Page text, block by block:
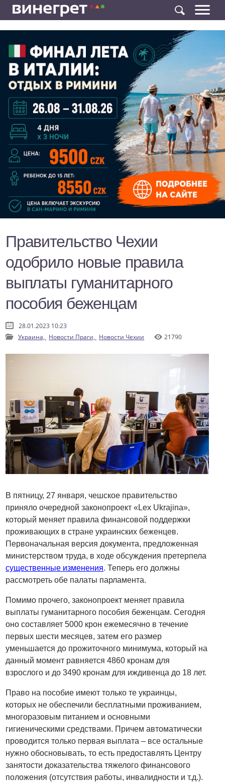
Правительство Чехии
одобрило новые правила
выплаты гуманитарного
пособия беженцам
28.01.2023 10:23
Украина, Новости Праги, Новости Чехии 21790
В пятницу, 27 января, чешское правительство
приняло очередной законопроект «Lex Ukrajina»,
который меняет правила финансовой поддержки
проживающих в стране украинских беженцев.
Первоначальная версия документа, предложенная
министерством труда, в ходе обсуждения претерпела
существенные изменения. Теперь его должны
рассмотреть обе палаты парламента.
Помимо прочего, законопроект меняет правила
выплаты гуманитарного пособия беженцам. Сегодня
оно составляет 5000 крон ежемесячно в течение
первых шести месяцев, затем его размер
уменьшается до прожиточного минимума, который на
данный момент равняется 4860 кронам для
взрослого и до 3490 кронам для иждивенца до 18 лет.
Право на пособие имеют только те украинцы,
которых не обеспечили бесплатными проживанием,
многоразовым питанием и основными
гигиеническими средствами. Причем автоматически
проводится только первая выплата – все остальные
нужно обосновывать, то есть предоставлять Центру
занятости доказательства тяжелого финансового
положения (отсутствия работы, инвалидности и т.д.).